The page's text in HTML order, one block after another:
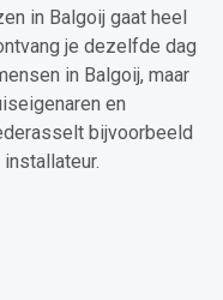
in Balgoij gaat heel
je dezelfde dag
in Balgoij, maar
en
bijvoorbeeld